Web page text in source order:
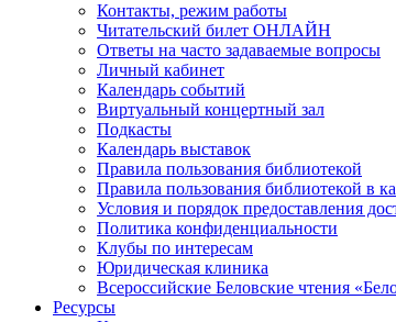
Контакты, режим работы
Читательский билет ОНЛАЙН
Ответы на часто задаваемые вопросы
Личный кабинет
Календарь событий
Виртуальный концертный зал
Подкасты
Календарь выставок
Правила пользования библиотекой
Правила пользования библиотекой в
Условия и порядок предоставления
Политика конфиденциальности
Клубы по интересам
Юридическая клиника
Всероссийские Беловские чтения
Ресурсы